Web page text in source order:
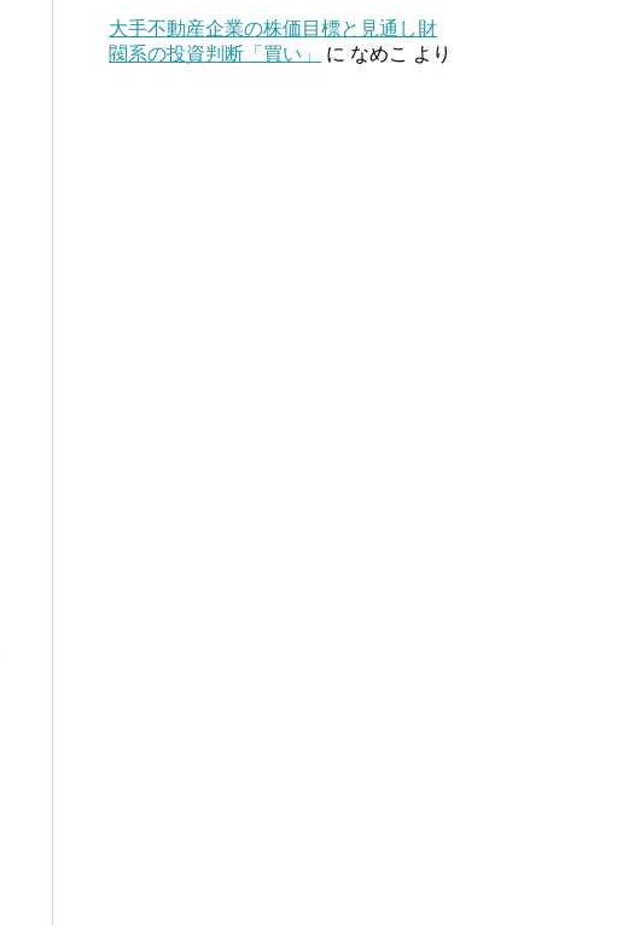
大手不動産企業の株価目標と見通し財
閥系の投資判断「買い」
に なめこ より